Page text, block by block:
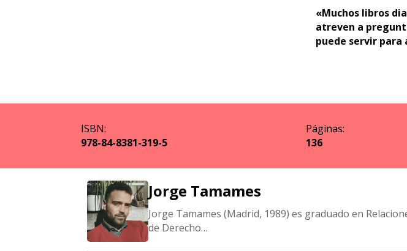
«Muchos libros
atreven a
puede servir para
ISBN:
978-84-8381-319-5
Páginas:
136
Jorge Tamames
Jorge Tamames (Madrid, 1989) es graduado en
de Derecho…